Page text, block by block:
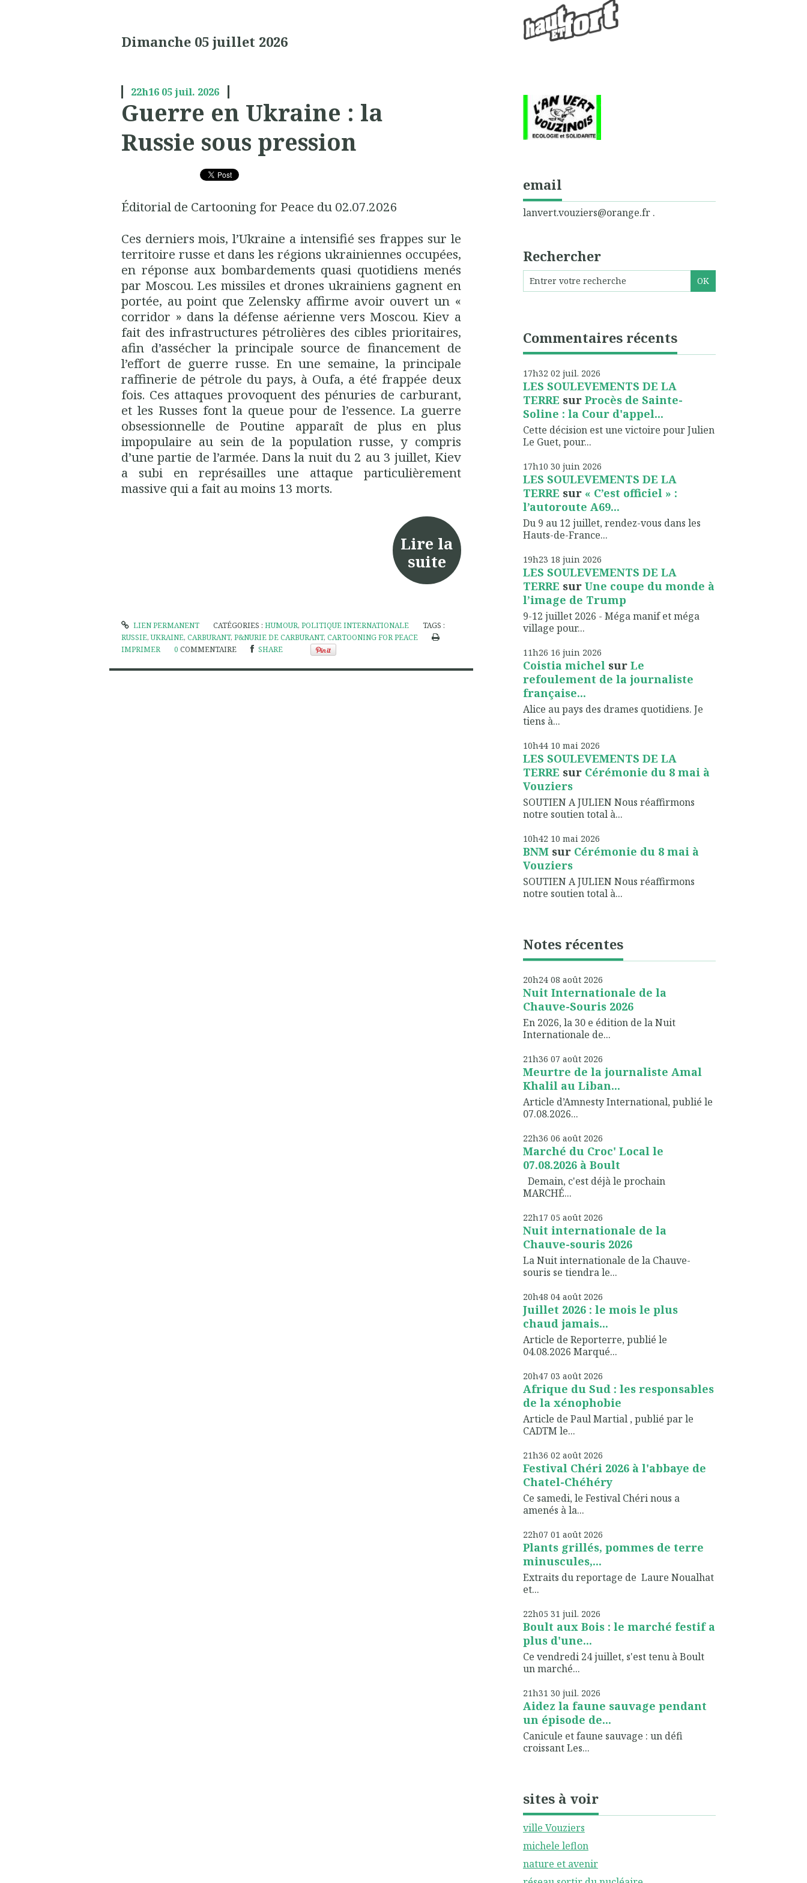
Dimanche 05 juillet 2026
22h16 05juil. 2026
Guerre en Ukraine : la
Russie sous pression
Éditorial de Cartooning for Peace du 02.07.2026
Ces derniers mois, l’Ukraine a intensifié ses frappes sur le
territoire russe et dans les régions ukrainiennes occupées,
en réponse aux bombardements quasi quotidiens menés
par Moscou. Les missiles et drones ukrainiens gagnent en
portée, au point que Zelensky affirme avoir ouvert un «
corridor » dans la défense aérienne vers Moscou. Kiev a
fait des infrastructures pétrolières des cibles prioritaires,
afin d’assécher la principale source de financement de
l’effort de guerre russe. En une semaine, la principale
raffinerie de pétrole du pays, à Oufa, a été frappée deux
fois. Ces attaques provoquent des pénuries de carburant,
et les Russes font la queue pour de l’essence. La guerre
obsessionnelle de Poutine apparaît de plus en plus
impopulaire au sein de la population russe, y compris
d’une partie de l’armée. Dans la nuit du 2 au 3 juillet, Kiev
a subi en représailles une attaque particulièrement
massive qui a fait au moins 13 morts.
Lire la
suite
LIEN PERMANENT CATÉGORIES :HUMOUR,POLITIQUE INTERNATIONALE
TAGS :
RUSSIE,UKRAINE, CARBURANT, P&NURIE DE CARBURANT, CARTOONING FOR PEACE
IMPRIMER
0 COMMENTAIRE SHARE
email
lanvert.vouziers@orange.fr .
Rechercher
Commentaires récents
17h32 02 juil. 2026
LES SOULEVEMENTS DE LA
TERRE sur Procès de Sainte-
Soline : la Cour d'appel...
Cette décision est une victoire pour Julien
Le Guet, pour...
17h10 30 juin 2026
LES SOULEVEMENTS DE LA
TERRE sur « C’est officiel » :
l’autoroute A69...
Du 9 au 12 juillet, rendez-vous dans les
Hauts-de-France...
19h23 18 juin 2026
LES SOULEVEMENTS DE LA
TERRE sur Une coupe du monde à
l’image de Trump
9-12 juillet 2026 - Méga manif et méga
village pour...
11h26 16 juin 2026
Coistia michelsur Le
refoulement de la journaliste
française...
Alice au pays des drames quotidiens. Je
tiens à...
10h44 10 mai 2026
LES SOULEVEMENTS DE LA
TERRE sur Cérémonie du 8 mai à
Vouziers
SOUTIEN A JULIEN Nous réaffirmons
notre soutien total à...
10h42 10 mai 2026
BNMsur Cérémonie du 8 mai à
Vouziers
SOUTIEN A JULIEN Nous réaffirmons
notre soutien total à...
Notes récentes
20h24 08 août 2026
Nuit Internationale de la
Chauve-Souris 2026
En 2026, la 30 e édition de la Nuit
Internationale de...
21h36 07 août 2026
Meurtre de la journaliste Amal
Khalil au Liban...
Article d’Amnesty International, publié le
07.08.2026...
22h36 06 août 2026
Marché du Croc' Local le
07.08.2026 à Boult
Demain, c'est déjà le prochain
MARCHÉ...
22h17 05 août 2026
Nuit internationale de la
Chauve-souris 2026
La Nuit internationale de la Chauve-
souris se tiendra le...
20h48 04 août 2026
Juillet 2026 : le mois le plus
chaud jamais...
Article de Reporterre, publié le
04.08.2026 Marqué...
20h47 03 août 2026
Afrique du Sud : les responsables
de la xénophobie
Article de Paul Martial , publié par le
CADTM le...
21h36 02 août 2026
Festival Chéri 2026 à l'abbaye de
Chatel-Chéhéry
Ce samedi, le Festival Chéri nous a
amenés à la...
22h07 01 août 2026
Plants grillés, pommes de terre
minuscules,...
Extraits du reportage de Laure Noualhat
et...
22h05 31 juil. 2026
Boult aux Bois : le marché festif a
plus d'une...
Ce vendredi 24 juillet, s'est tenu à Boult
un marché...
21h31 30 juil. 2026
Aidez la faune sauvage pendant
un épisode de...
Canicule et faune sauvage : un défi
croissant Les...
sites à voir
ville Vouziers
michele leflon
nature et avenir